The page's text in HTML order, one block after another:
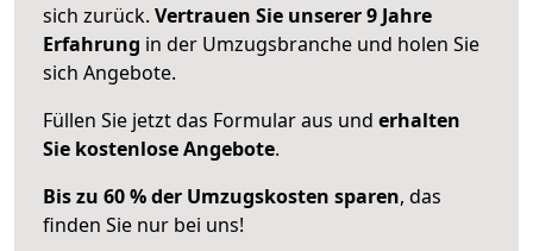
sich zurück. Vertrauen Sie unserer 9 Jahre
Erfahrung in der Umzugsbranche und holen Sie
sich Angebote.
Füllen Sie jetzt das Formular aus und erhalten
Sie kostenlose Angebote.
Bis zu 60 % der Umzugskosten sparen, das
finden Sie nur bei uns!